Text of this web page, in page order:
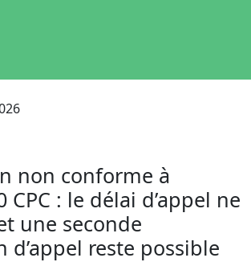
non conforme à
CPC : le délai d’appel ne
une seconde
d’appel reste possible